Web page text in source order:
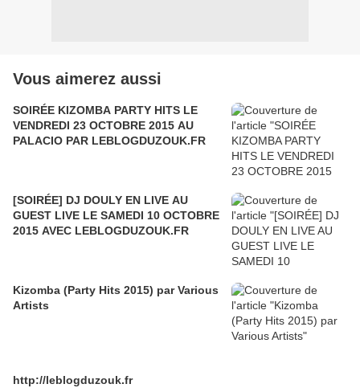
Vous aimerez aussi
SOIRÉE KIZOMBA PARTY HITS LE
VENDREDI 23 OCTOBRE 2015 AU
PALACIO PAR LEBLOGDUZOUK.FR
[SOIRÉE] DJ DOULY EN LIVE AU
GUEST LIVE LE SAMEDI 10 OCTOBRE
2015 AVEC LEBLOGDUZOUK.FR
Kizomba (Party Hits 2015) par Various
Artists
http://leblogduzouk.fr